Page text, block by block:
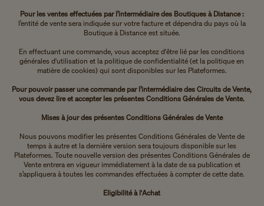
Pour les ventes effectuées par l’intermédiaire des Boutiques à Distance :
l’entité de vente sera indiquée sur votre facture et dépendra du pays où la
Boutique à Distance est située.
En effectuant une commande, vous acceptez d'être lié par les conditions
générales d'utilisation et la politique de confidentialité (et la politique en
matière de cookies) qui sont disponibles sur les Plateformes.
Pour pouvoir passer une commande par l’intermédiaire des Circuits de Vente,
vous devez lire et accepter les présentes Conditions Générales de Vente.
Mises à jour des présentes Conditions Générales de Vente
Nous pouvons modifier les présentes Conditions Générales de Vente de
temps à autre et la dernière version sera toujours disponible sur les
Plateformes. Toute nouvelle version des présentes Conditions Générales de
Vente entrera en vigueur immédiatement à la date de sa publication et
s’appliquera à toutes les commandes effectuées à compter de cette date.
Eligibilité à l'Achat